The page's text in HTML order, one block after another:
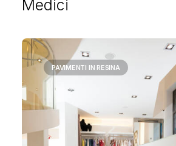
Medici
PAVIMENTI IN RESINA